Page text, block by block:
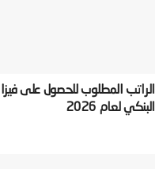
‫الراتب المطلوب للحصول على
البنكي لعام 2026‬